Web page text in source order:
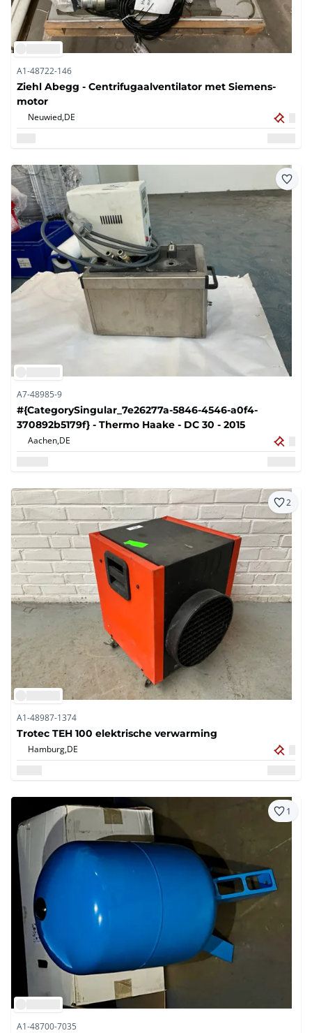
A1-48722-146
Ziehl Abegg - Centrifugaalventilator met Siemens-
motor
Neuwied,DE
A7-48985-9
#{CategorySingular_7e26277a-5846-4546-a0f4-
370892b5179f} - Thermo Haake - DC 30 - 2015
Aachen,DE
2
A1-48987-1374
Trotec TEH 100 elektrische verwarming
Hamburg,DE
1
A1-48700-7035